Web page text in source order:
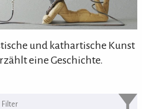
und kathartische Kunst
eine Geschichte.
Künstler von